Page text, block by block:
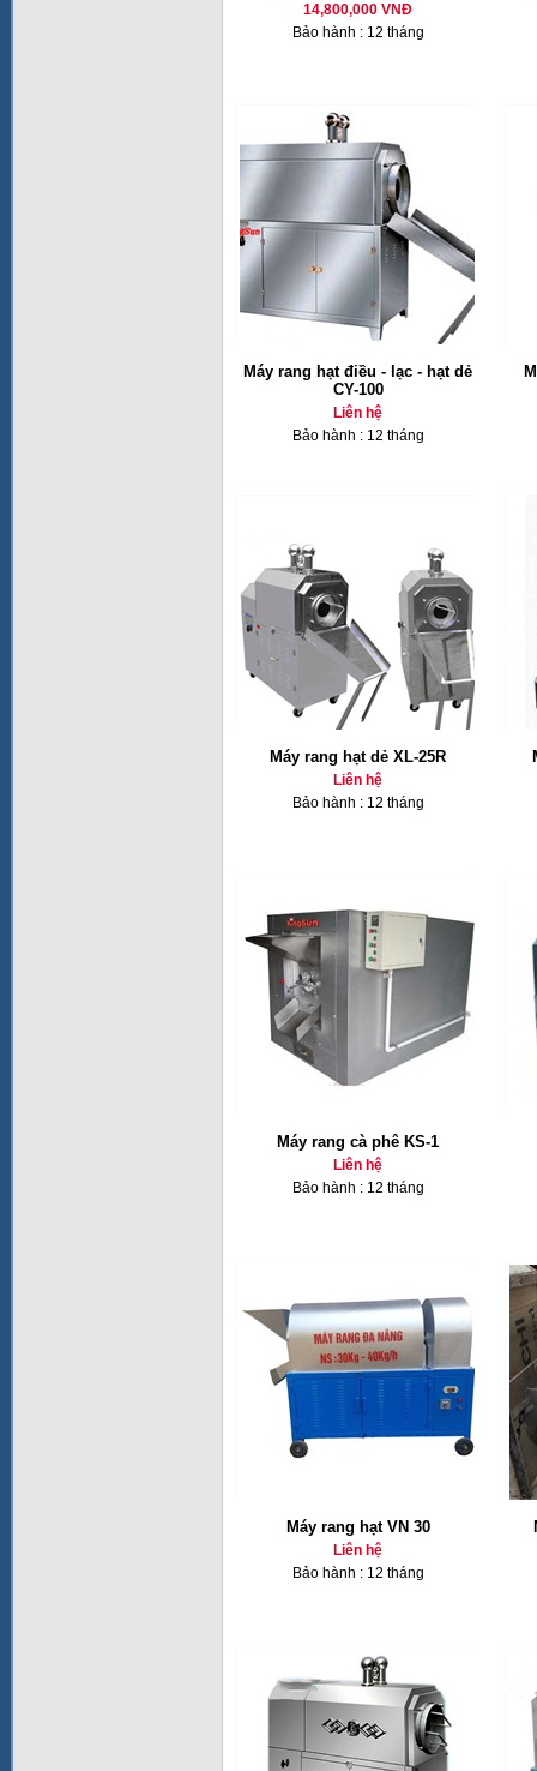
14,800,000 VNĐ
Bảo hành : 12 tháng
Máy rang hạt điều - lạc - hạt dẻ
CY-100
Liên hệ
Bảo hành : 12 tháng
Máy rang hạt dẻ XL-25R
Liên hệ
Bảo hành : 12 tháng
Máy rang cà phê KS-1
Liên hệ
Bảo hành : 12 tháng
Máy rang hạt VN 30
Liên hệ
Bảo hành : 12 tháng